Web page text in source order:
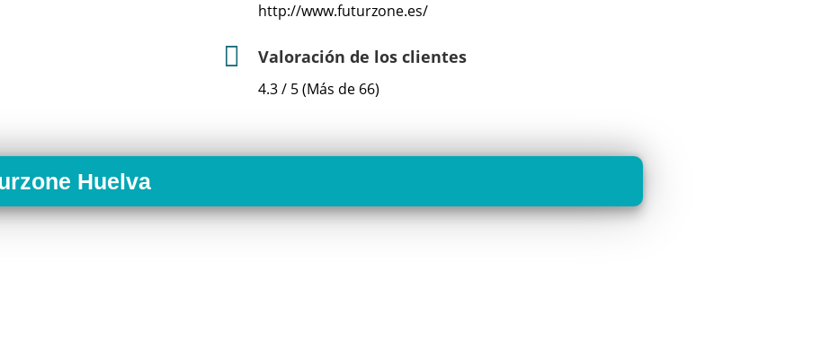
http://www.futurzone.es/
Valoración de los clientes
4.3 / 5 (Más de 66)
Huelva